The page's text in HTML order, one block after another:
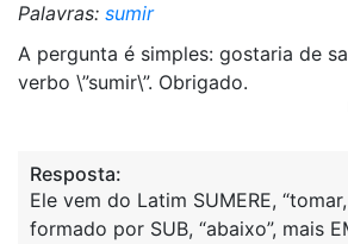
Palavras: sumir
A pergunta é simples: gostaria de
verbo \”sumir\”. Obrigado.
Resposta:
Ele vem do Latim SUMERE,
formado por SUB, “abaixo”, mais